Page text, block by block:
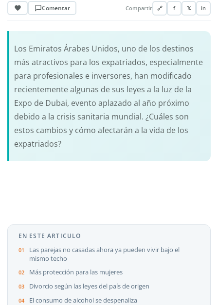
Comentar Compartir 🔗 f 𝕏 in
Los Emiratos Árabes Unidos, uno de los destinos
más atractivos para los expatriados, especialmente
para profesionales e inversores, han modificado
recientemente algunas de sus leyes a la luz de la
Expo de Dubai, evento aplazado al año próximo
debido a la crisis sanitaria mundial. ¿Cuáles son
estos cambios y cómo afectarán a la vida de los
expatriados?
EN ESTE ARTICULO
Las parejas no casadas ahora ya pueden vivir bajo el
mismo techo
Más protección para las mujeres
Divorcio según las leyes del país de origen
El consumo de alcohol se despenaliza